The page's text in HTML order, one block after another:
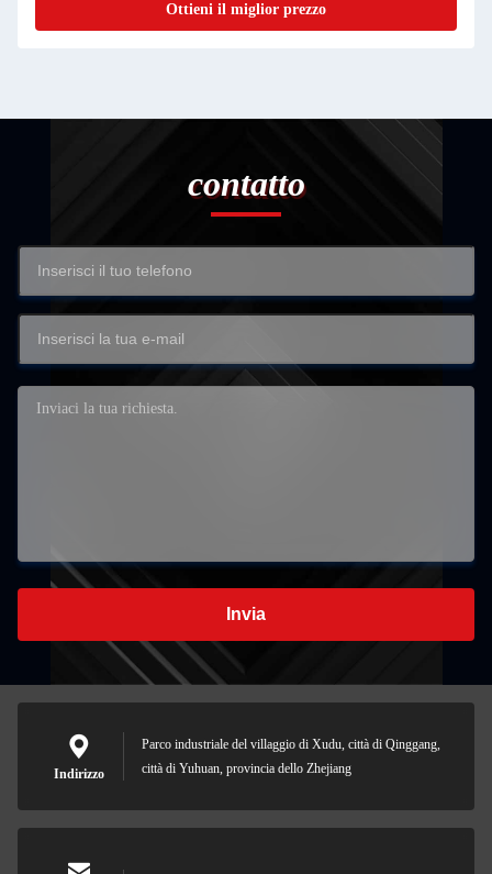
Ottieni il miglior prezzo
contatto
Invia
Indirizzo
Parco industriale del villaggio di Xudu, città di Qinggang,
città di Yuhuan, provincia dello Zhejiang